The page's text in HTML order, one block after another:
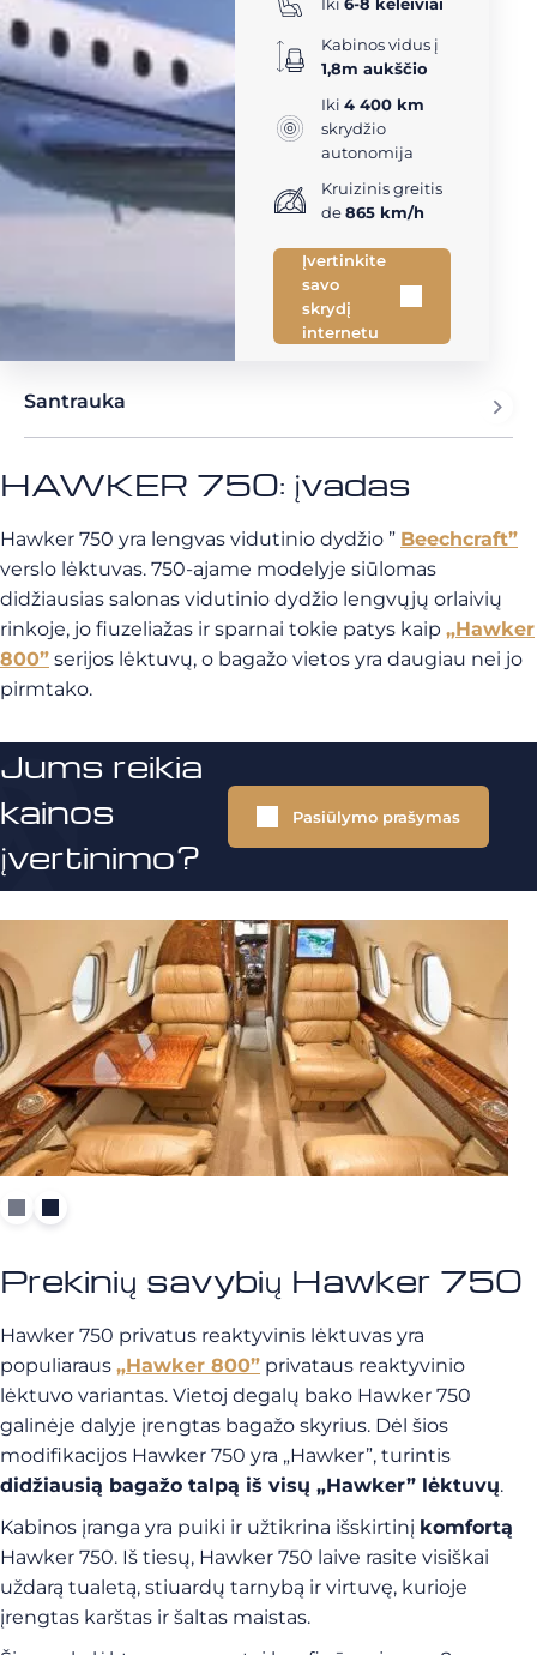
Kabinos vidus į
1,8m aukščio
Iki 4 400 km
skrydžio
autonomija
Kruizinis greitis
de865 km/h
Įvertinkite
savo
skrydį
internetu
Santrauka
HAWKER 750: įvadas
Hawker 750 yra lengvas vidutinio dydžio ” Beechcraft”
verslo lėktuvas. 750-ajame modelyje siūlomas
didžiausias salonas vidutinio dydžio lengvųjų orlaivių
rinkoje, jo fiuzeliažas ir sparnai tokie patys kaip „Hawker
800” serijos lėktuvų, o bagažo vietos yra daugiau nei jo
pirmtako.
Jums reikia
kainos
įvertinimo?
Pasiūlymo prašymas
Prekinių savybių Hawker 750
Hawker 750 privatus reaktyvinis lėktuvas yra
populiaraus „Hawker 800” privataus reaktyvinio
lėktuvo variantas. Vietoj degalų bako Hawker 750
galinėje dalyje įrengtas bagažo skyrius. Dėl šios
modifikacijos Hawker 750 yra „Hawker”, turintis
didžiausią bagažo talpą iš visų „Hawker” lėktuvų.
Kabinos įranga yra puiki ir užtikrina išskirtinį komfortą
Hawker 750. Iš tiesų, Hawker 750 laive rasite visiškai
uždarą tualetą, stiuardų tarnybą ir virtuvę, kurioje
įrengtas karštas ir šaltas maistas.